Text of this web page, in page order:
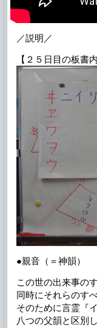
／説明／
【２５日目の板書内
●親音（＝神韻）
この世の出来事の
同時にそれらのす
そのために言霊『
八つの父韻と区別